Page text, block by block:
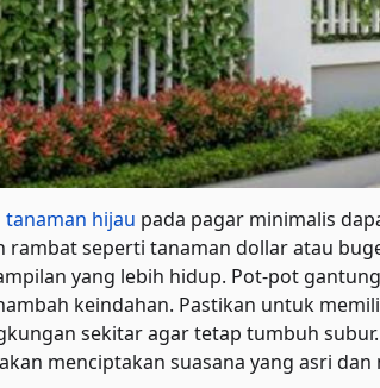
tanaman hijau pada pagar minimalis
rambat seperti tanaman dollar atau
yang lebih hidup. Pot-pot
keindahan. Pastikan untuk
sekitar agar tetap tumbuh
menciptakan suasana yang asri